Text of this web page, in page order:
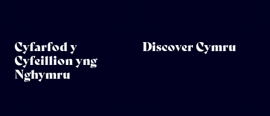
Cyfarfod y
Cyfeillion yng
Nghymru
Discover Cymru